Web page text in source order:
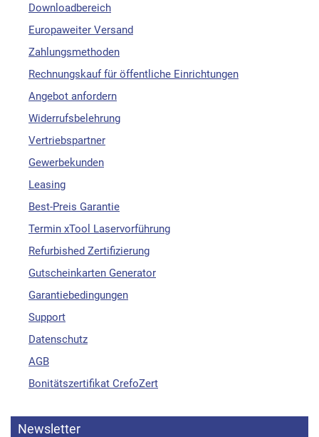
Downloadbereich
Europaweiter Versand
Zahlungsmethoden
Rechnungskauf für öffentliche Einrichtungen
Angebot anfordern
Widerrufsbelehrung
Vertriebspartner
Gewerbekunden
Leasing
Best-Preis Garantie
Termin xTool Laservorführung
Refurbished Zertifizierung
Gutscheinkarten Generator
Garantiebedingungen
Support
Datenschutz
AGB
Bonitätszertifikat CrefoZert
Newsletter